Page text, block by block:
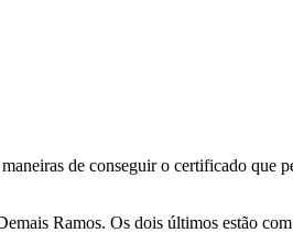
de conseguir o certificado que
Ramos. Os dois últimos estão